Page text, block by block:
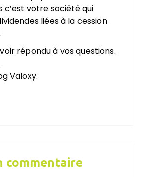
c’est votre société qui
liées à la cession
répondu à vos questions.
Valoxy.
commentaire